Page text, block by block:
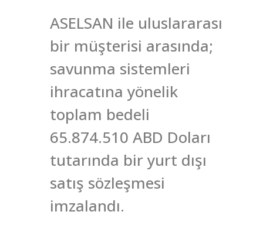
ASELSAN ile uluslararası
bir müşterisi arasında;
savunma sistemleri
ihracatına yönelik
toplam bedeli
65.874.510 ABD Doları
tutarında bir yurt dışı
satış sözleşmesi
imzalandı.